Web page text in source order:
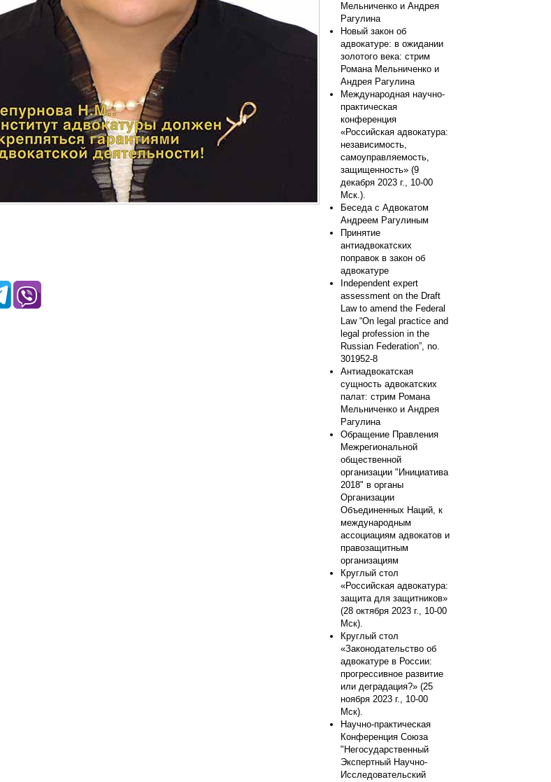
Мельниченко и Андрея
Рагулина
Новый закон об
адвокатуре: в ожидании
золотого века: стрим
Романа Мельниченко и
Андрея Рагулина
Международная научно-
практическая
конференция
«Российская адвокатура:
независимость,
самоуправляемость,
защищенность» (9
декабря 2023 г., 10-00
Мск.).
Беседа с Адвокатом
Андреем Рагулиным
Принятие
антиадвокатских
поправок в закон об
адвокатуре
Independent expert
assessment on the Draft
Law to amend the Federal
Law “On legal practice and
legal profession in the
Russian Federation”, no.
301952-8
Антиадвокатская
сущность адвокатских
палат: стрим Романа
Мельниченко и Андрея
Рагулина
Обращение Правления
Межрегиональной
общественной
организации "Инициатива
2018" в органы
Организации
Объединенных Наций, к
международным
ассоциациям адвокатов и
правозащитным
организациям
Круглый стол
«Российская адвокатура:
защита для защитников»
(28 октября 2023 г., 10-00
Мск).
Круглый стол
«Законодательство об
адвокатуре в России:
прогрессивное развитие
или деградация?» (25
ноября 2023 г., 10-00
Мск).
Научно-практическая
Конференция Союза
"Негосударственный
Экспертный Научно-
Исследовательский